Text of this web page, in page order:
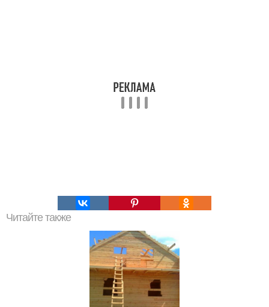
Читайте также